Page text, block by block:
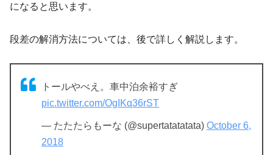
になると思います。
段差の解消方法については、後で詳しく解説します。
トールやべえ。車中泊余裕すぎ
pic.twitter.com/OgIKq36rST
— たたたらもーな (@supertatatatata) October 6,
2018